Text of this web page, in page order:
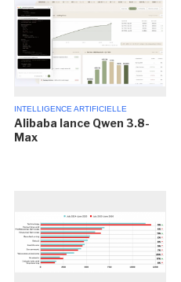
INTELLIGENCE ARTIFICIELLE
Alibaba lance Qwen 3.8-
Max